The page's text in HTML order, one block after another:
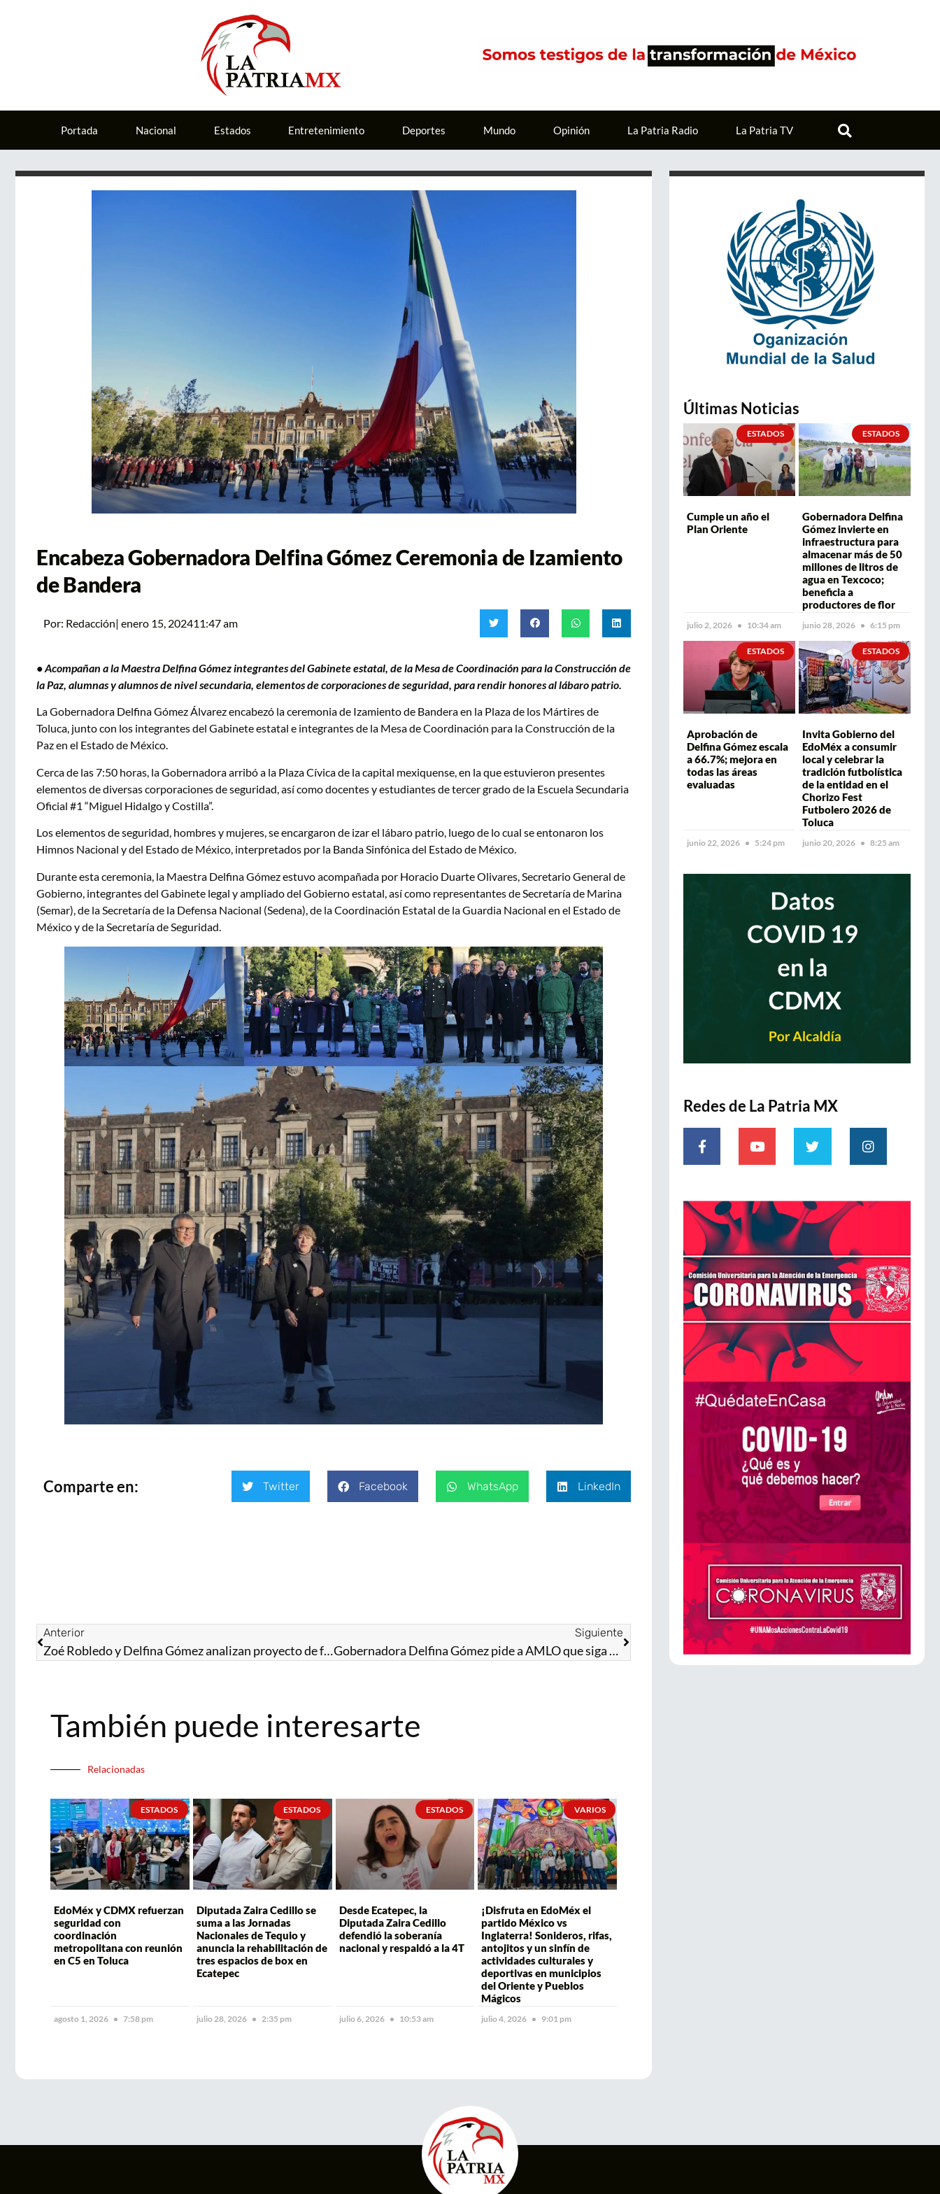
Portada Nacional Estados Entretenimiento Deportes Mundo Opinión La Patria Radio La Patria TV
Encabeza Gobernadora Delfina Gómez Ceremonia de Izamiento
de Bandera
Por: Redacción| enero 15, 202411:47 am
• Acompañan a la Maestra Delfina Gómez integrantes del Gabinete estatal, de la Mesa de Coordinación para la Construcción de
la Paz, alumnas y alumnos de nivel secundaria, elementos de corporaciones de seguridad, para rendir honores al lábaro patrio.
La Gobernadora Delfina Gómez Álvarez encabezó la ceremonia de Izamiento de Bandera en la Plaza de los Mártires de
Toluca, junto con los integrantes del Gabinete estatal e integrantes de la Mesa de Coordinación para la Construcción de la
Paz en el Estado de México.
Cerca de las 7:50 horas, la Gobernadora arribó a la Plaza Cívica de la capital mexiquense, en la que estuvieron presentes
elementos de diversas corporaciones de seguridad, así como docentes y estudiantes de tercer grado de la Escuela Secundaria
Oficial #1 “Miguel Hidalgo y Costilla”.
Los elementos de seguridad, hombres y mujeres, se encargaron de izar el lábaro patrio, luego de lo cual se entonaron los
Himnos Nacional y del Estado de México, interpretados por la Banda Sinfónica del Estado de México.
Durante esta ceremonia, la Maestra Delfina Gómez estuvo acompañada por Horacio Duarte Olivares, Secretario General de
Gobierno, integrantes del Gabinete legal y ampliado del Gobierno estatal, así como representantes de Secretaría de Marina
(Semar), de la Secretaría de la Defensa Nacional (Sedena), de la Coordinación Estatal de la Guardia Nacional en el Estado de
México y de la Secretaría de Seguridad.
Comparte en: Twitter Facebook WhatsApp LinkedIn
Anterior
Zoé Robledo y Delfina Gómez analizan proyecto de federalización del Estado de México al modelo IMSS-Bienestar
Siguiente
Gobernadora Delfina Gómez pide a AMLO que siga apoyando al EdoMéx; asiste a Palacio Nacional a reunión sobre IMSS-Bienestar
También puede interesarte
Relacionadas
ESTADOS
EdoMéx y CDMX refuerzan
seguridad con
coordinación
metropolitana con reunión
en C5 en Toluca
agosto 1, 2026 7:58 pm
ESTADOS
Diputada Zaira Cedillo se
suma a las Jornadas
Nacionales de Tequio y
anuncia la rehabilitación de
tres espacios de box en
Ecatepec
julio 28, 2026 2:35 pm
ESTADOS
Desde Ecatepec, la
Diputada Zaira Cedillo
defendió la soberanía
nacional y respaldó a la 4T
julio 6, 2026 10:53 am
VARIOS
¡Disfruta en EdoMéx el
partido México vs
Inglaterra! Sonideros, rifas,
antojitos y un sinfín de
actividades culturales y
deportivas en municipios
del Oriente y Pueblos
Mágicos
julio 4, 2026 9:01 pm
Últimas Noticias
ESTADOS
Cumple un año el
Plan Oriente
julio 2, 2026 10:34 am
ESTADOS
Gobernadora Delfina
Gómez invierte en
infraestructura para
almacenar más de 50
millones de litros de
agua en Texcoco;
beneficia a
productores de flor
junio 28, 2026 6:15 pm
ESTADOS
Aprobación de
Delfina Gómez escala
a 66.7%; mejora en
todas las áreas
evaluadas
junio 22, 2026 5:24 pm
ESTADOS
Invita Gobierno del
EdoMéx a consumir
local y celebrar la
tradición futbolística
de la entidad en el
Chorizo Fest
Futbolero 2026 de
Toluca
junio 20, 2026 8:25 am
Redes de La Patria MX